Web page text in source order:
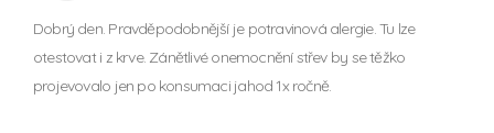
Dobrý den. Pravděpodobnější je potravinová alergie. Tu lze
otestovat i z krve. Zánětlivé onemocnění střev by se těžko
projevovalo jen po konsumaci jahod 1x ročně.